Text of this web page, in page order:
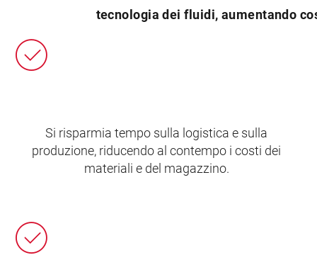
tecnologia dei fluidi, aumentando
Si risparmia tempo sulla logistica e sulla
produzione, riducendo al contempo i costi dei
materiali e del magazzino.